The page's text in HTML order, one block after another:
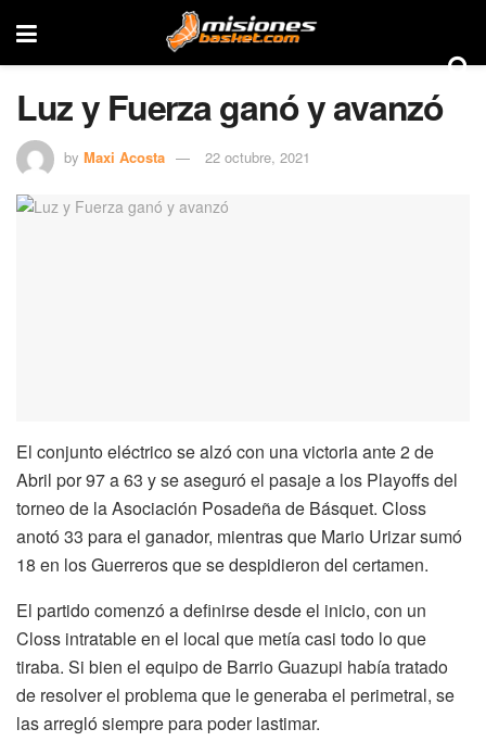
Luz y Fuerza ganó y avanzó
by Maxi Acosta 22 octubre, 2021
El conjunto eléctrico se alzó con una victoria ante 2 de
Abril por 97 a 63 y se aseguró el pasaje a los Playoffs del
torneo de la Asociación Posadeña de Básquet. Closs
anotó 33 para el ganador, mientras que Mario Urizar sumó
18 en los Guerreros que se despidieron del certamen.
El partido comenzó a definirse desde el inicio, con un
Closs intratable en el local que metía casi todo lo que
tiraba. Si bien el equipo de Barrio Guazupi había tratado
de resolver el problema que le generaba el perimetral, se
las arregló siempre para poder lastimar.